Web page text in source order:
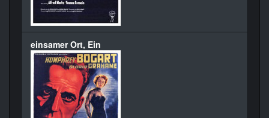
einsamer Ort, Ein